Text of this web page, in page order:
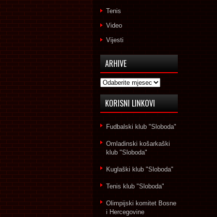
Tenis
Video
Vijesti
ARHIVE
Arhive
KORISNI LINKOVI
Fudbalski klub "Sloboda"
Omladinski košarkaški
klub "Sloboda"
Kuglaški klub "Sloboda"
Tenis klub "Sloboda"
Olimpijski komitet Bosne
i Hercegovine